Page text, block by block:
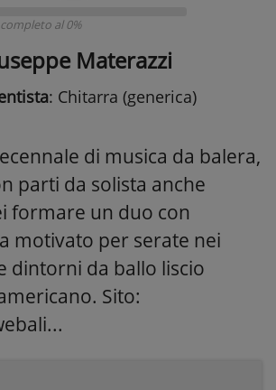
al 0%
Materazzi
: Chitarra (generica)
di musica da balera,
parti da solista anche
formare un duo con
motivato per serate nei
dintorni da ballo liscio
Sito: